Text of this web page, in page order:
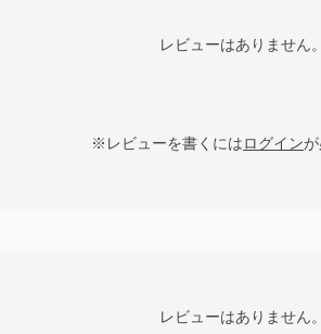
レビューはありません。
※レビューを書くにはログイン
レビューはありません。